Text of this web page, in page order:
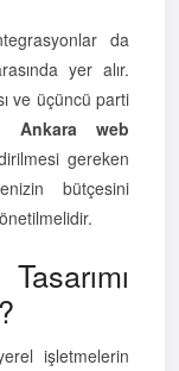
da
yer alır.
ve üçüncü parti
Ankara web
gereken
bütçesini
işletmelerin